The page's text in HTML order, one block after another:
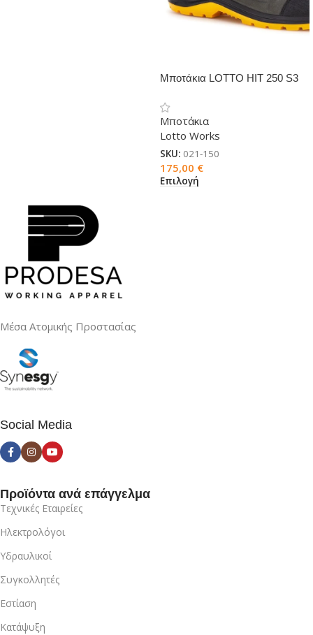
Μποτάκια LOTTO HIT 250 S3
Μποτάκια
Lotto Works
SKU: 021-150
175,00 €
Επιλογή
Μέσα Ατομικής Προστασίας
Social Media
Προϊόντα ανά επάγγελμα
Τεχνικές Εταιρείες
Ηλεκτρολόγοι
Υδραυλικοί
Συγκολλητές
Εστίαση
Κατάψυξη